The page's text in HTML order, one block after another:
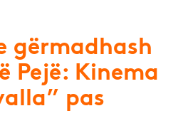
gërmadhash
Pejë: Kinema
pas